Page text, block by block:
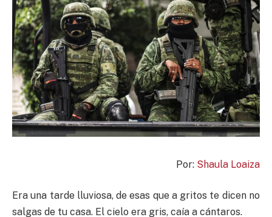
Por: Shaula Loaiza
Era una tarde lluviosa, de esas que a gritos te dicen no
salgas de tu casa. El cielo era gris, caía a cántaros.